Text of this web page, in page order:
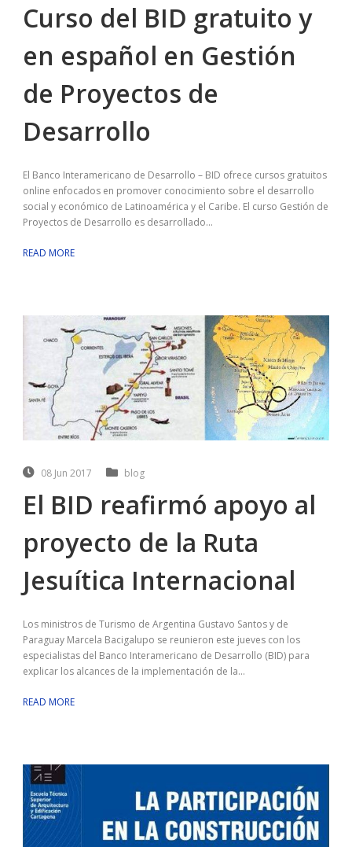
Curso del BID gratuito y
en español en Gestión
de Proyectos de
Desarrollo
El Banco Interamericano de Desarrollo – BID ofrece cursos gratuitos
online enfocados en promover conocimiento sobre el desarrollo
social y económico de Latinoamérica y el Caribe. El curso Gestión de
Proyectos de Desarrollo es desarrollado...
READ MORE
08 Jun 2017 blog
El BID reafirmó apoyo al
proyecto de la Ruta
Jesuítica Internacional
Los ministros de Turismo de Argentina Gustavo Santos y de
Paraguay Marcela Bacigalupo se reunieron este jueves con los
especialistas del Banco Interamericano de Desarrollo (BID) para
explicar los alcances de la implementación de la...
READ MORE